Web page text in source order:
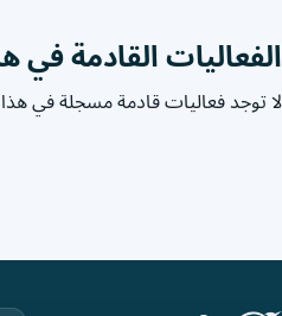
الفعاليات القادمة في
لا توجد فعاليات قادمة مسجلة في هذا